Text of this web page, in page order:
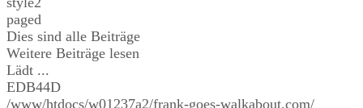
paged
Dies sind alle Beiträge
Weitere Beiträge lesen
Lädt ...
EDB44D
/www/htdocs/w01237a2/frank-goes-walkabout.com/